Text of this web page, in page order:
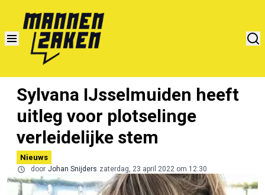
Sylvana IJsselmuiden heeft
uitleg voor plotselinge
verleidelijke stem
Nieuws
door Johan Snijders zaterdag, 23 april 2022 om 12:30